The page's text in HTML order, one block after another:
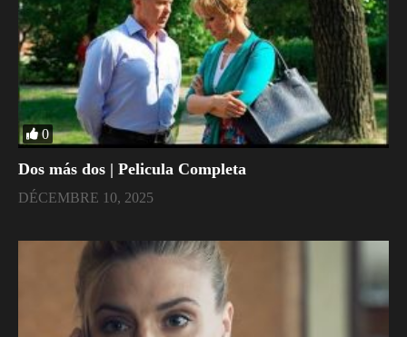
0
Dos más dos | Pelicula Completa
DÉCEMBRE 10, 2025